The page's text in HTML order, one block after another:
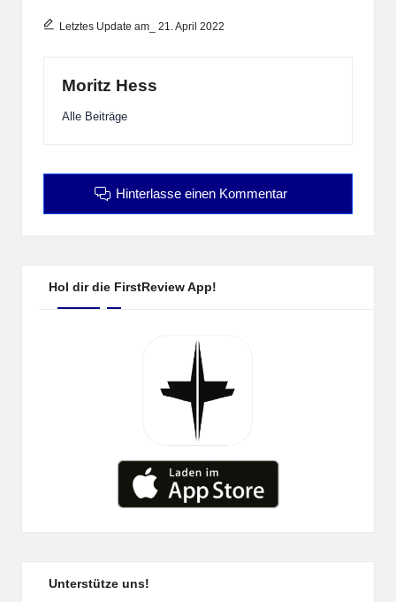
Letztes Update am_ 21. April 2022
Moritz Hess
Alle Beiträge
Hinterlasse einen Kommentar
Hol dir die FirstReview App!
Unterstütze uns!